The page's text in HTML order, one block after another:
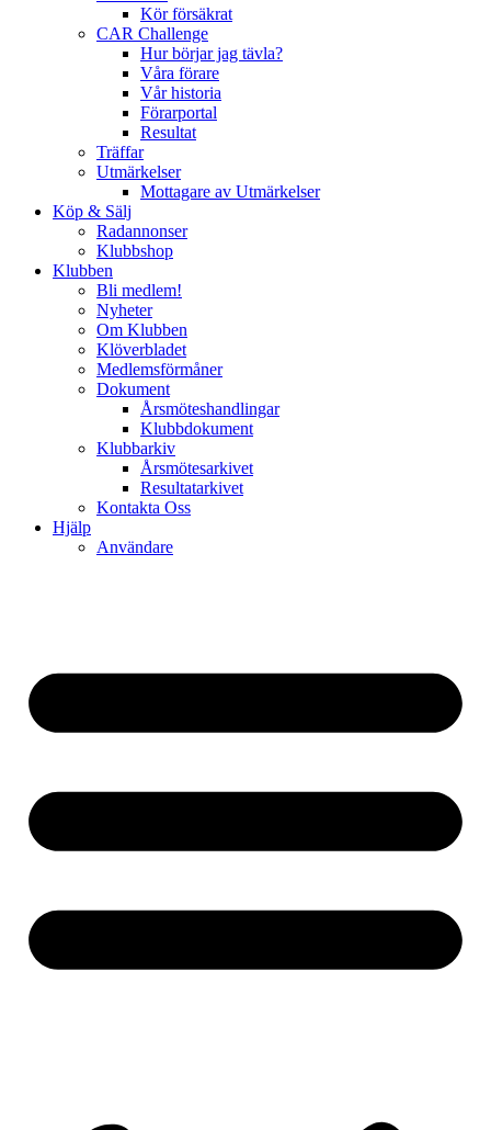
Kör försäkrat
CAR Challenge
Hur börjar jag tävla?
Våra förare
Vår historia
Förarportal
Resultat
Träffar
Utmärkelser
Mottagare av Utmärkelser
Köp & Sälj
Radannonser
Klubbshop
Klubben
Bli medlem!
Nyheter
Om Klubben
Klöverbladet
Medlemsförmåner
Dokument
Årsmöteshandlingar
Klubbdokument
Klubbarkiv
Årsmötesarkivet
Resultatarkivet
Kontakta Oss
Hjälp
Användare